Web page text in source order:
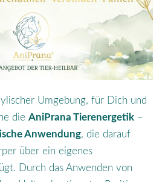
Umgebung, für Dich und
die AniPrana Tierenergetik –
Anwendung, die darauf
über ein eigenes
Durch das Anwenden von